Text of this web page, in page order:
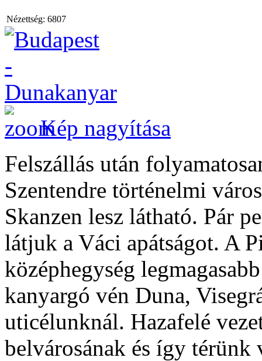
Nézettség: 6807
Kép nagyítása
Felszállás után
Szentendre történelmi
Skanzen lesz látható. Pár
látjuk a Váci apátságot. A
középhegység
kanyargó vén Duna,
uticélunknál. Hazafelé
belvárosának és így térünk